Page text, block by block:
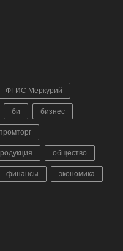
ФГИС Меркурий
би бизнес
общество
финансы экономика